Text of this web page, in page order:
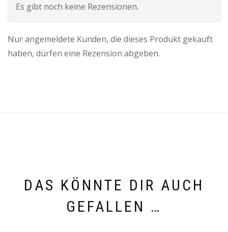
Es gibt noch keine Rezensionen.
Nur angemeldete Kunden, die dieses Produkt gekauft
haben, dürfen eine Rezension abgeben.
DAS KÖNNTE DIR AUCH
GEFALLEN …